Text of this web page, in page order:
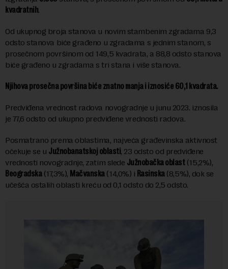
kvadratnih.
Od ukupnog broja stanova u novim stambenim zgradama 9,3
odsto stanova biće građeno u zgradama s jednim stanom, s
prosečnom površinom od 149,5 kvadrata, a 88,8 odsto stanova
biće građeno u zgradama s tri stana i više stanova.
Njihova prosečna površina biće znatno manja i iznosiće 60,1 kvadrata.
Predviđena vrednost radova novogradnje u junu 2023. iznosila
je 77,6 odsto od ukupno predviđene vrednosti radova.
Posmatrano prema oblastima, najveća građevinska aktivnost
očekuje se u Južnobanatskoj oblasti, 23 odsto od predviđene
vrednosti novogradnje, zatim slede Južnobačka oblast(15,2%),
Beogradska(17,3%), Mačvanska(14,0%) i Rasinska(8,5%), dok se
učešća ostalih oblasti kreću od 0,1 odsto do 2,5 odsto.